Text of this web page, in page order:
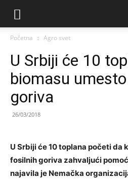
Početna Agro svet
U Srbiji će 10
biomasu
goriva
26/03/2018
U Srbiji će 10 toplana početi da
fosilnih goriva zahvaljući
najavila je Nemačka